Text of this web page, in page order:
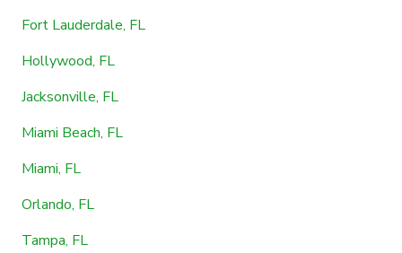
Fort Lauderdale, FL
Hollywood, FL
Jacksonville, FL
Miami Beach, FL
Miami, FL
Orlando, FL
Tampa, FL